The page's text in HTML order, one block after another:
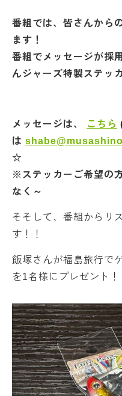
番組では、皆さんから
ます！
番組でメッセージが採
んジャーズ特製ステッ
メッセージは、 こちら
は
☆
※ステッカーご希望の
なく～
そそして、番組からリ
す！！
飯塚さんが福島旅行で
を1名様にプレゼント！